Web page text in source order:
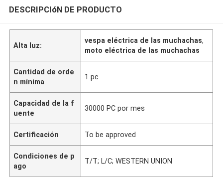
DESCRIPCIóN DE PRODUCTO
Alta luz:
vespa eléctrica de las muchachas,
moto eléctrica de las muchachas
Cantidad de orde
n mínima
1 pc
Capacidad de la f
uente
30000 PC por mes
Certificación To be approved
Condiciones de p
ago
T/T; L/C; WESTERN UNION